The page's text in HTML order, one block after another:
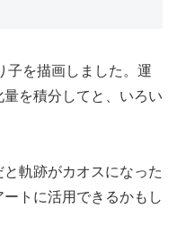
子を描画しました。運
を積分してと、いろい
軌跡がカオスになった
トに活用できるかもし